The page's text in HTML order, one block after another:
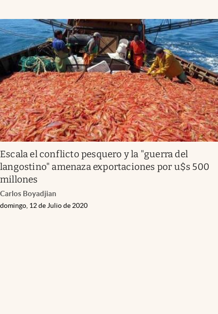
Escala el conflicto pesquero y la "guerra del
langostino" amenaza exportaciones por u$s 500
millones
Carlos Boyadjian
domingo, 12 de Julio de 2020